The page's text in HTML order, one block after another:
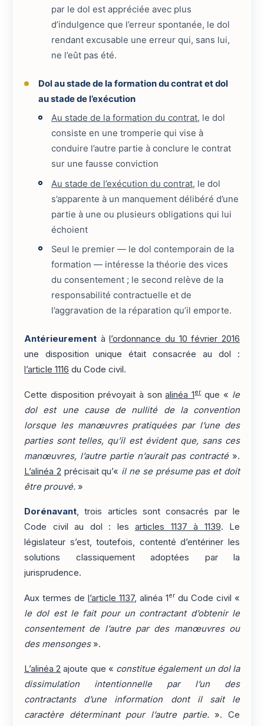
par le dol est appréciée avec plus
d’indulgence que l’erreur spontanée, le dol
rendant excusable une erreur qui, sans lui,
ne l’eût pas été.
Dol au stade de la formation du contrat et dol
au stade de l’exécution
Au stade de la formation du contrat, le dol
consiste en une tromperie qui vise à
conduire l’autre partie à conclure le contrat
sur une fausse conviction
Au stade de l’exécution du contrat, le dol
s’apparente à un manquement délibéré d’une
partie à une ou plusieurs obligations qui lui
échoient
Seul le premier — le dol contemporain de la
formation — intéresse la théorie des vices
du consentement ; le second relève de la
responsabilité contractuelle et de
l’aggravation de la réparation qu’il emporte.
Antérieurement à
l’ordonnance du 10 février 2016
une disposition unique était consacrée au dol :
l’article 1116 du Code civil.
Cette disposition prévoyait à sonalinéa 1erque « le
dol est une cause de nullité de la convention
lorsque les manœuvres pratiquées par l’une des
parties sont telles, qu’il est évident que, sans ces
manœuvres, l’autre partie n’aurait pas contracté».
L’alinéa 2 précisait qu’« il ne se présume pas et doit
être prouvé. »
Dorénavant, trois articles sont consacrés par le
Code civil au dol : les articles 1137 à 1139. Le
législateur s’est, toutefois, contenté d’entériner les
solutions classiquement adoptées par la
jurisprudence.
Aux termes de l’article 1137, alinéa 1er du Code civil «
le dol est le fait pour un contractant d’obtenir le
consentement de l’autre par des manœuvres ou
des mensonges».
L’alinéa 2 ajoute que « constitue également un dol la
dissimulation intentionnelle par l’un des
contractants d’une information dont il sait le
caractère déterminant pour l’autre partie.». Ce